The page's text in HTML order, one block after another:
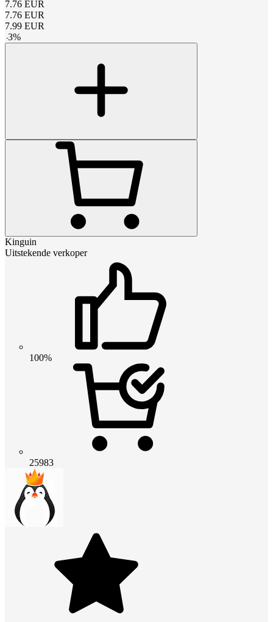
7.76 EUR
7.76 EUR
7.99 EUR
-3%
Kinguin
Uitstekende verkoper
100%
25983